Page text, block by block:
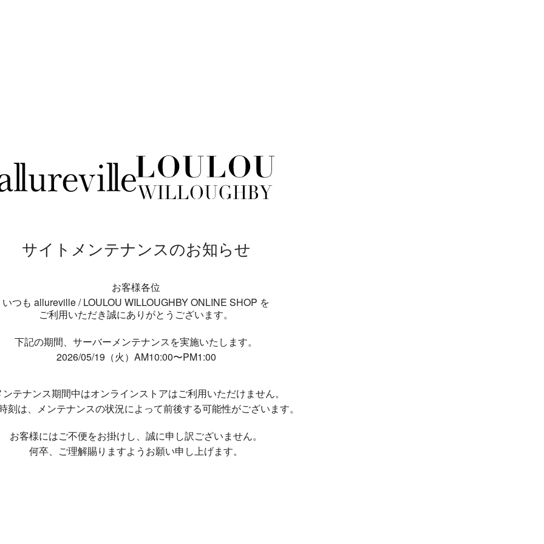
サイトメンテナンスのお知らせ
お客様各位
いつも allureville / LOULOU WILLOUGHBY ONLINE SHOP を
ご利用いただき誠にありがとうございます。
下記の期間、サーバーメンテナンスを実施いたします。
2026/05/19（火）AM10:00〜PM1:00
ンテナンス期間中はオンラインストアはご利用いただけません。
刻は、メンテナンスの状況によって前後する可能性がございます。
お客様にはご不便をお掛けし、 誠に申し訳ございません。
何卒、ご理解賜りますようお願い申し上げます。